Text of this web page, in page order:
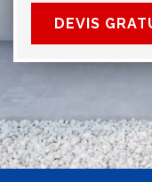
DEVIS